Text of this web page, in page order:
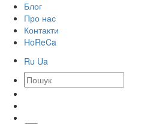
Блог
Про нас
Контакти
HoReCa
Ru Ua